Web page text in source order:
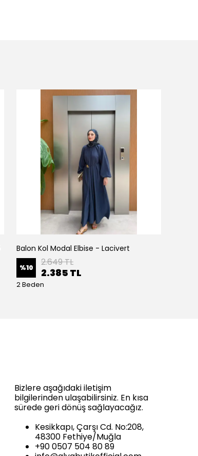
Balon Kol Modal Elbise - Lacivert
%10 2.649 TL
2.385 TL
2 Beden
Bizlere aşağıdaki iletişim
bilgilerinden ulaşabilirsiniz. En kısa
sürede geri dönüş sağlayacağız.
Kesikkapı, Çarşı Cd. No:208,
48300 Fethiye/Muğla
+90 0507 504 80 89